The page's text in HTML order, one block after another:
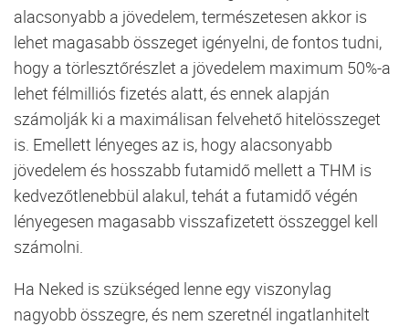
alacsonyabb a jövedelem, természetesen akkor is
lehet magasabb összeget igényelni, de fontos tudni,
hogy a törlesztőrészlet a jövedelem maximum 50%-a
lehet félmilliós fizetés alatt, és ennek alapján
számolják ki a maximálisan felvehető hitelösszeget
is. Emellett lényeges az is, hogy alacsonyabb
jövedelem és hosszabb futamidő mellett a THM is
kedvezőtlenebbül alakul, tehát a futamidő végén
lényegesen magasabb visszafizetett összeggel kell
számolni.
Ha Neked is szükséged lenne egy viszonylag
nagyobb összegre, és nem szeretnél ingatlanhitelt